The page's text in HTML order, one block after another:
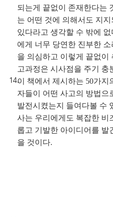
되는게 끝없이 존재한다는
는 어떤 것에 의해서도 지
있다라고 생각할 수 밖에 없
에게 너무 당연한 진부한
을 의심하고 이렇게 끝없이
고과정은 시사점을 주기 충
이 책에서 제시하는 50가
자들이 어떤 사고의 방법으
발전시켰는지 들여다볼 수
사는 우리에게도 복잡한 비
롭고 기발한 아이디어를 발
을 것이다.